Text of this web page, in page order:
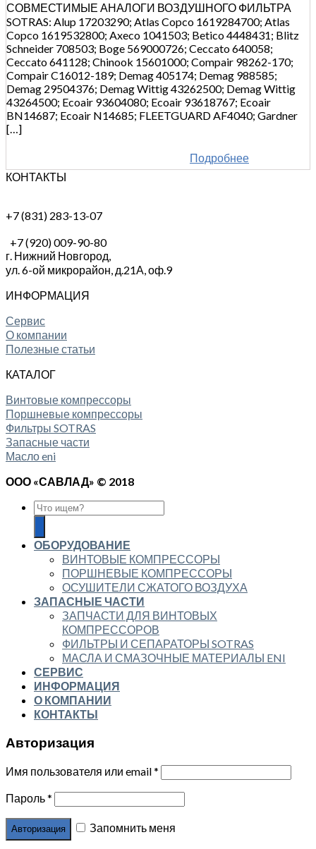
СОВМЕСТИМЫЕ АНАЛОГИ ВОЗДУШНОГО ФИЛЬТРА
SOTRAS: Alup 17203290; Atlas Copco 1619284700; Atlas
Copco 1619532800; Axeco 1041503; Betico 4448431; Blitz
Schneider 708503; Boge 569000726; Ceccato 640058;
Ceccato 641128; Chinook 15601000; Compair 98262-170;
Compair C16012-189; Demag 405174; Demag 988585;
Demag 29504376; Demag Wittig 43262500; Demag Wittig
43264500; Ecoair 93604080; Ecoair 93618767; Ecoair
BN14687; Ecoair N14685; FLEETGUARD AF4040; Gardner
[…]
Подробнее
КОНТАКТЫ
+7 (831) 283-13-07
+7 (920) 009-90-80
г. Нижний Новгород,
ул. 6-ой микрорайон, д.21А,оф.9
ИНФОРМАЦИЯ
Сервис
О компании
Полезные статьи
КАТАЛОГ
Винтовые компрессоры
Поршневые компрессоры
Фильтры SOTRAS
Запасные части
Масло eni
ООО «САВЛАД» © 2018
ОБОРУДОВАНИЕ
ВИНТОВЫЕ КОМПРЕССОРЫ
ПОРШНЕВЫЕ КОМПРЕССОРЫ
ОСУШИТЕЛИ СЖАТОГО ВОЗДУХА
ЗАПАСНЫЕ ЧАСТИ
ЗАПЧАСТИ ДЛЯ ВИНТОВЫХ
КОМПРЕССОРОВ
ФИЛЬТРЫ И СЕПАРАТОРЫ SOTRAS
МАСЛА И СМАЗОЧНЫЕ МАТЕРИАЛЫ ENI
СЕРВИС
ИНФОРМАЦИЯ
О КОМПАНИИ
КОНТАКТЫ
Авторизация
Имя пользователя или email*
Пароль*
Запомнить меня